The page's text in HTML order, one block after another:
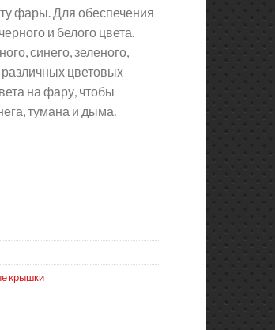
фары. Для обеспечения
и белого цвета.
синего, зеленого,
различных цветовых
на фару, чтобы
тумана и дыма.
крышки